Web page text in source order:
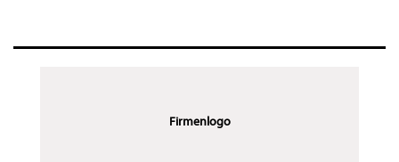
Firmenlogo